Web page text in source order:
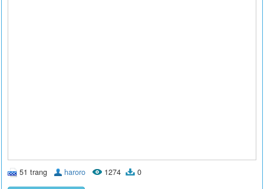
51 trang haroro 1274 0